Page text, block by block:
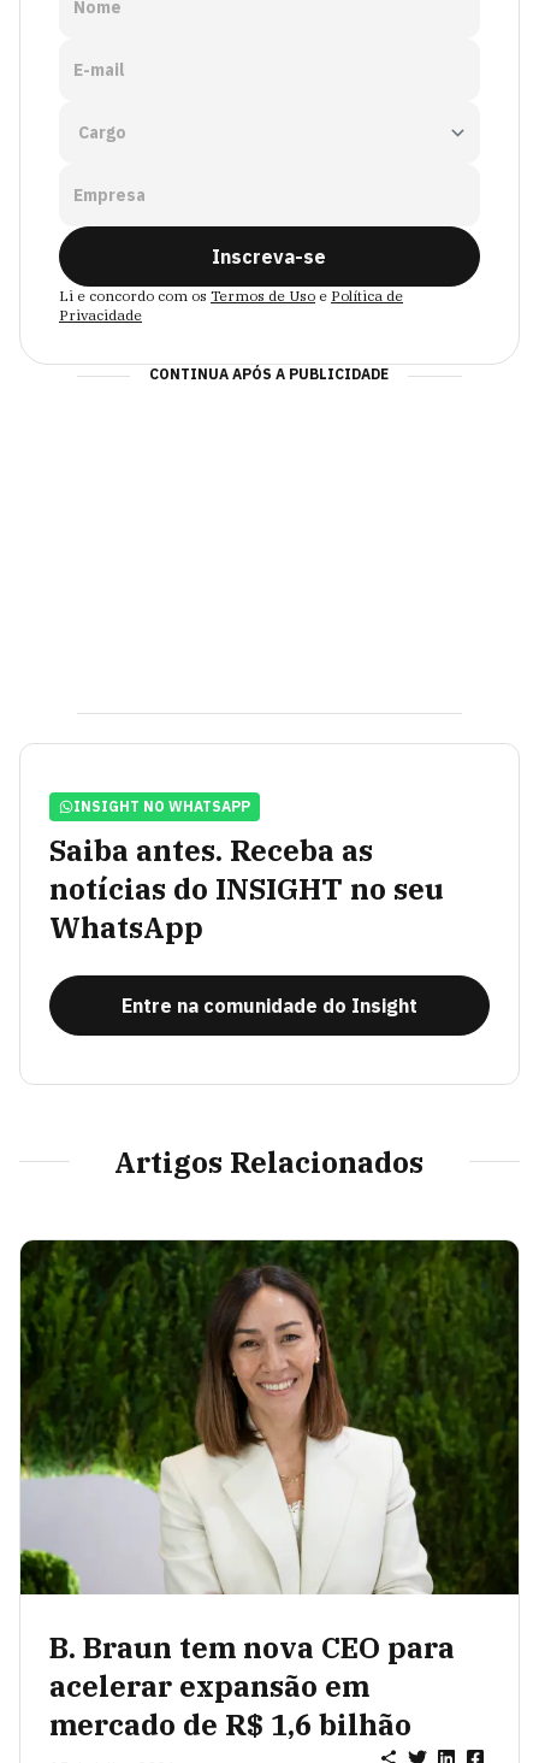
Nome
E-mail
Empresa
Inscreva-se
Li e concordo com os Termos de Uso e Política de
Privacidade
CONTINUA APÓS A PUBLICIDADE
INSIGHT NO WHATSAPP
Saiba antes. Receba as
notícias do INSIGHT no seu
WhatsApp
Entre na comunidade do Insight
Artigos Relacionados
B. Braun tem nova CEO para
acelerar expansão em
mercado de R$ 1,6 bilhão